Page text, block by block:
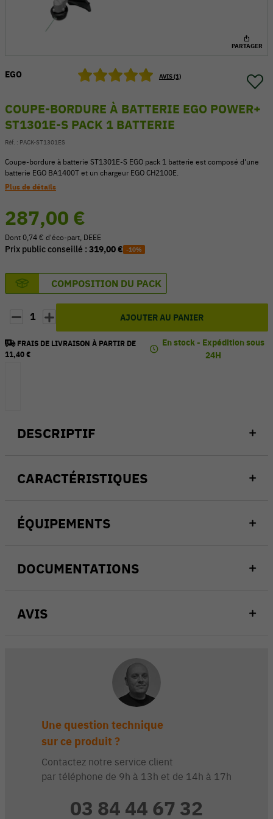
PARTAGER
DESCRIPTIF
CARACTÉRISTIQUES
ÉQUIPEMENTS
DOCUMENTATIONS
AVIS
EGO AVIS (1)
COUPE-BORDURE À BATTERIE EGO POWER+
ST1301E-S PACK 1 BATTERIE
Réf. : PACK-ST1301ES
Coupe-bordure à batterie ST1301E-S EGO pack 1 batterie est composé d'une
batterie EGO BA1400T et un chargeur EGO CH2100E.
Plus de détails
287,00 €
Dont 0,74 € d'éco-part, DEEE
Prix public conseillé : 319,00 € -10%
COMPOSITION DU PACK
1 AJOUTER AU PANIER
FRAIS DE LIVRAISON À PARTIR DE
11,40 €
En stock - Expédition sous
24H
Une question technique
sur ce produit ?
Contactez notre service client
par téléphone de 9h à 13h et de 14h à 17h
03 84 44 67 32